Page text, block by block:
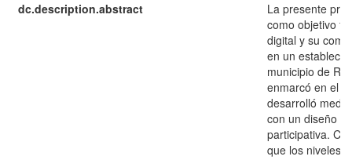
dc.description.abstract
La presente
como objetivo
digital y su
en un
municipio de
enmarcó en el
desarrolló
con un diseño
participativa.
que los niveles